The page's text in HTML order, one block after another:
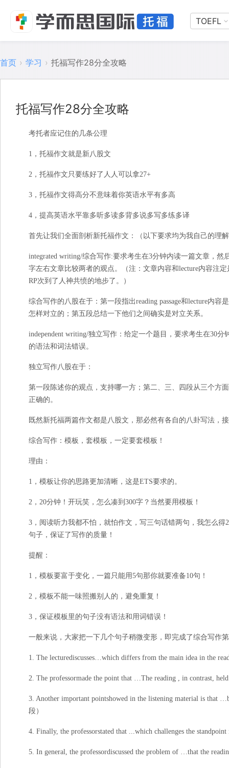
TOEFL
首页 › 学习 › 托福写作28分全攻略
托福写作28分全攻略
考托者应记住的几条公理
1，托福作文就是新八股文
2，托福作文只要练好了人人可以拿27+
3，托福作文得高分不意味着你英语水平有多高
4，提高英语水平靠多听多读多背多说多写多练多译
首先让我们全面剖析新托福作文 ：（以下要求均为我自己的理
integrated writing/综合写作:要求考生在3分钟内读一篇文章，然
字左右文章比较两者的观点。（注：文章内容和lecture内容注
RP次到了人神共愤的地步了。）
综合写作的八股在于：第一段指出reading passage和lecture内
怎样对立的；第五段总结一下他们之间确实是对立关系。
independent writing/独立写作：给定一个题目，要求考生在30
的语法和词法错误。
独立写作八股在于：
第一段陈述你的观点，支持哪一方；第二、三、四段从三个方
正确的。
既然新托福两篇作文都是八股文，那必然有各自的八卦写法，
综合写作：模板，套模板，一定要套模板！
理由：
1，模板让你的思路更加清晰，这是ETS要求的。
2，20分钟！开玩笑，怎么凑到300字？当然要用模板！
3，阅读听力我都不怕，就怕作文，写三句话错两句，我怎么
句子，保证了写作的质量！
提醒：
1，模板要富于变化，一篇只能用5句那你就要准备10句！
2，模板不能一味照搬别人的，避免重复！
3，保证模板里的句子没有语法和用词错误！
一般来说，大家把一下几个句子稍微变形，即完成了综合写作
1. The lecturediscusses…which differs from the main idea in the
2. The professormade the point that …The reading , in contrast,
3. Another important pointshowed in the listening material is that
段）
4. Finally, the professorstated that ...which challenges the
5. In general, the professordiscussed the problem of …that the